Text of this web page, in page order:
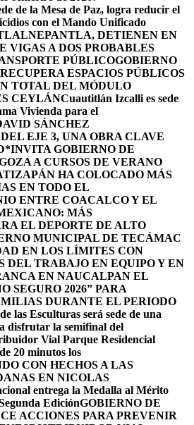
de la Mesa de Paz, logra reducir el
con el Mando Unificado
​DETIENEN EN
VIGAS A DOS PROBABLES
PÚBLICOGOBIERNO
ESPACIOS PÚBLICOS
TOTAL DEL MÓDULO
CEYLÁNCuautitlán Izcalli es sede
Vivienda para el
SÁNCHEZ
EJE 3, UNA OBRA CLAVE
*INVITA GOBIERNO DE
A CURSOS DE VERANO
HA COLOCADO MÁS
EN TODO EL
ENTRE COACALCO Y EL
MÁS
EL DEPORTE DE ALTO
MUNICIPAL DE TECÁMAC
EN LOS LÍMITES CON
DEL TRABAJO EN EQUIPO Y EN
EN NAUCALPAN EL
SEGURO 2026” PARA
DURANTE EL PERIODO
las Esculturas será sede de una
disfrutar la semifinal del
Vial Parque Residencial
20 minutos los
CON HECHOS A LAS
EN NICOLAS
entrega la Medalla al Mérito
EdiciónGOBIERNO DE
ACCIONES PARA PREVENIR